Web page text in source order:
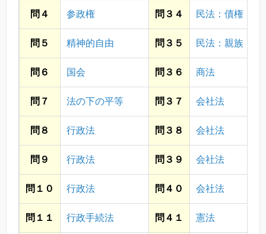
問４ 参政権 問３４ 民法：債権
問５ 精神的自由 問３５ 民法：親族
問６ 国会 問３６ 商法
問７ 法の下の平等 問３７ 会社法
問８ 行政法 問３８ 会社法
問９ 行政法 問３９ 会社法
問１０ 行政法 問４０ 会社法
問１１ 行政手続法 問４１ 憲法